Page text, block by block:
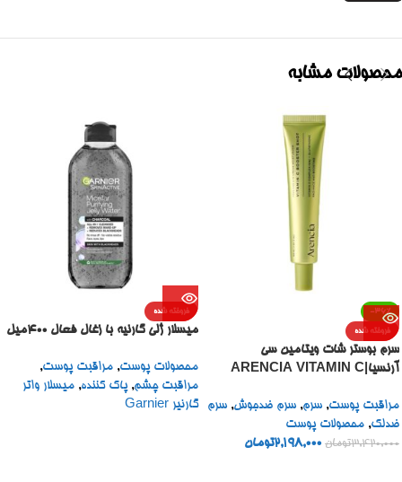
محصولات مشابه
-36%
فروخته شده
سرم بوستر شات ویتامین سی
آرنسیا|ARENCIA VITAMIN C
مراقبت پوست, سرم, سرم ضدجوش, سرم
ضدلک, محصولات پوست
3,420,000تومان 2,198,000تومان
فروخته شده
میسلار ژلی گارنیه با زغال فعال 400میل
محصولات پوست, مراقبت پوست,
مراقبت چشم, پاک کننده, میسلار واتر
گارنیر Garnier